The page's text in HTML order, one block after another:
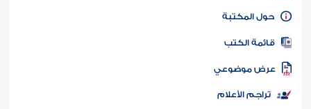
كتاب الأمة
المكتبة
الكتب
موضوعي